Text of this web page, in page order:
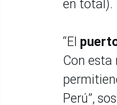
en total).
“El
Con esta
Perú”,